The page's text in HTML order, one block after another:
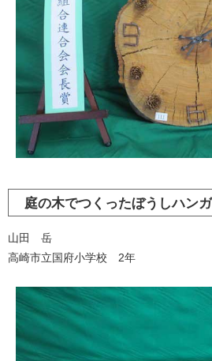
庭の木でつくったぼうしハン
山田 岳
高崎市立国府小学校 2年